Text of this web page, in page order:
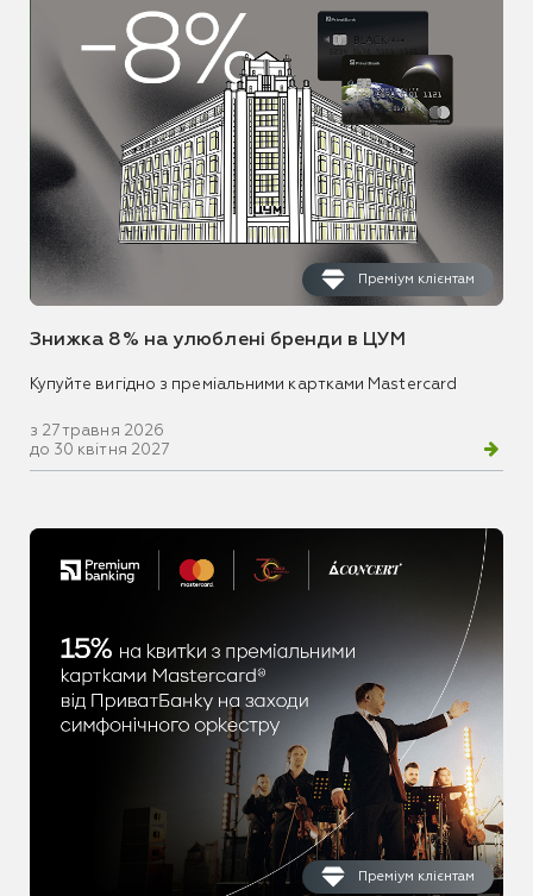
Преміум клієнтам
Знижка 8% на улюблені бренди в ЦУМ
Купуйте вигідно з преміальними картками Mastercard
з 27 травня 2026
до 30 квітня 2027
Преміум клієнтам